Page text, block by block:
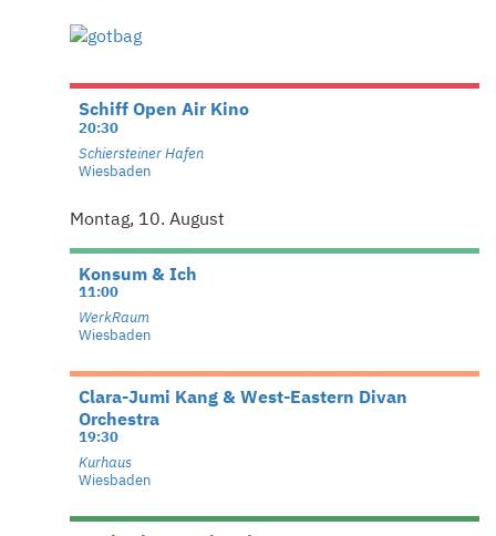
Schiff Open Air Kino
20:30
Schiersteiner Hafen
Wiesbaden
Montag, 10. August
Konsum & Ich
11:00
WerkRaum
Wiesbaden
Clara-Jumi Kang & West-Eastern Divan
Orchestra
19:30
Kurhaus
Wiesbaden